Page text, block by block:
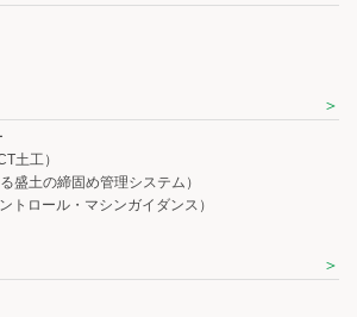
土工）
盛土の締固め管理システム）
トロール・マシンガイダンス）